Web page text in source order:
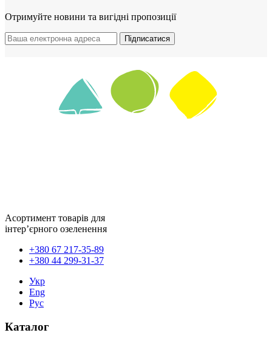
Отримуйте новини та вигідні пропозиції
Підписатися
Асортимент товарів для
інтер’єрного озеленення
+380 67 217-35-89
+380 44 299-31-37
Укр
Eng
Рус
Каталог